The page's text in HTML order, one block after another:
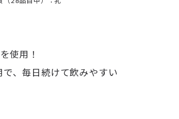
使用！
、毎日続けて飲みやすい